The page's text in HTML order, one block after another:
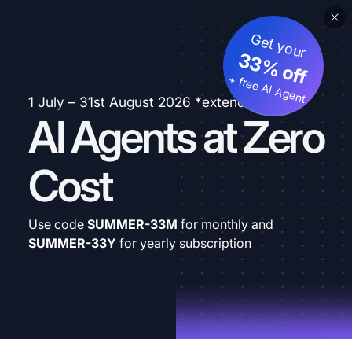
1 July – 31st August 2026 *extended
AI Agents at Zero
Cost
Get your
33% off
+ free AI Agent
Use code SUMMER-33M for monthly and
SUMMER-33Y for yearly subscription